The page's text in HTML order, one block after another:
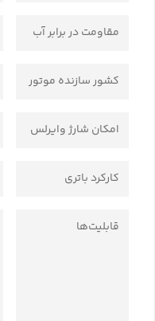
مقاومت در برابر آب
کشور سازنده موتور
امکان شارژ وایرلس
کارکرد باتری
قابلیت‌ها